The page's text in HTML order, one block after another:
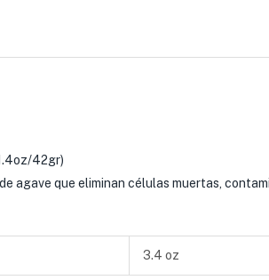
42gr)
agave que eliminan células muertas,
3.4 oz